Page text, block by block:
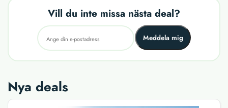
Vill du inte missa nästa deal?
Meddela mig
Nya deals